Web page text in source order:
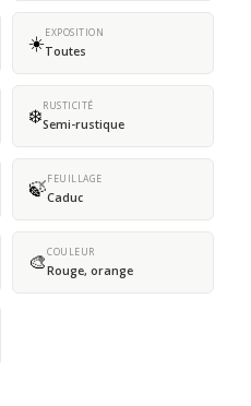
☀️EXPOSITION
Toutes
❄️RUSTICITÉ
Semi-rustique
🍃FEUILLAGE
Caduc
🎨COULEUR
Rouge, orange